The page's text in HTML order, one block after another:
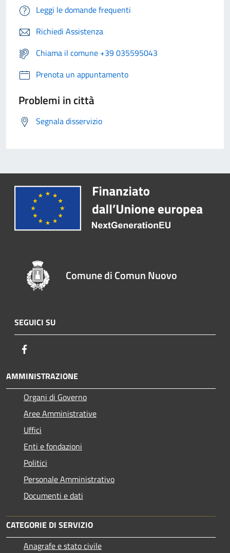
Leggi le domande frequenti
Richiedi Assistenza
Chiama il comune +39 035595043
Prenota un appuntamento
Problemi in città
Segnala disservizio
Comune di Comun Nuovo
SEGUICI SU
AMMINISTRAZIONE
Organi di Governo
Aree Amministrative
Uffici
Enti e fondazioni
Politici
Personale Amministrativo
Documenti e dati
CATEGORIE DI SERVIZIO
Anagrafe e stato civile